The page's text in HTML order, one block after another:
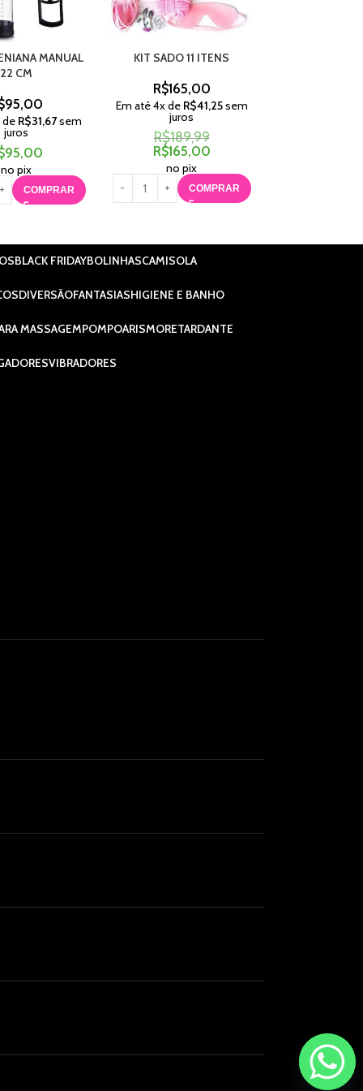
MANUAL
22 CM
95,00
de R$31,67sem
juros
95,00
no pix
COMPRAR
KIT SADO 11 ITENS
R$165,00
Em até4x de R$41,25sem
juros
R$189,99
R$165,00
no pix
COMPRAR
BLACK FRIDAYBOLINHASCAMISOLA
DIVERSÃOFANTASIASHIGIENE E BANHO
MASSAGEMPOMPOARISMORETARDANTE
VIBRADORES